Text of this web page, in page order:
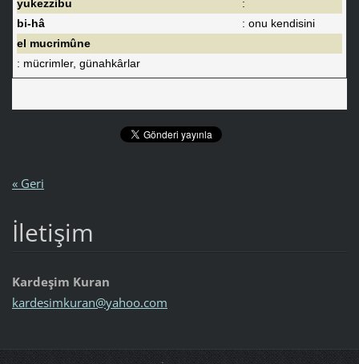
yukezzibu
:
bi-hâ
: onu kendisini
el mucrimûne
: mücrimler, günahkârlar
« Geri
İletişim
Kardeşim Kuran
kardesimkuran@yahoo.com